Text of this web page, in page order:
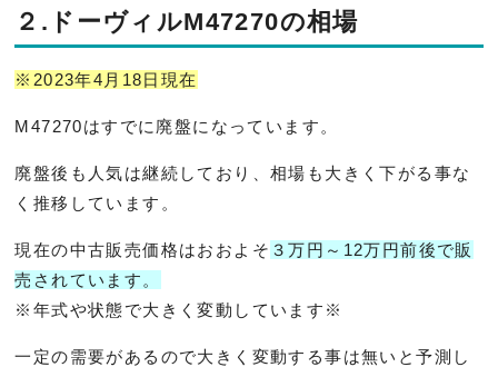
２.ドーヴィルM47270の相場
※2023年4月18日現在
M47270はすでに廃盤になっています。
廃盤後も人気は継続しており、相場も大きく下がる事な
く推移しています。
現在の中古販売価格はおおよそ ３万円～12万円前後で販
売されています。
※年式や状態で大きく変動しています※
一定の需要があるので大きく変動する事は無いと予測し